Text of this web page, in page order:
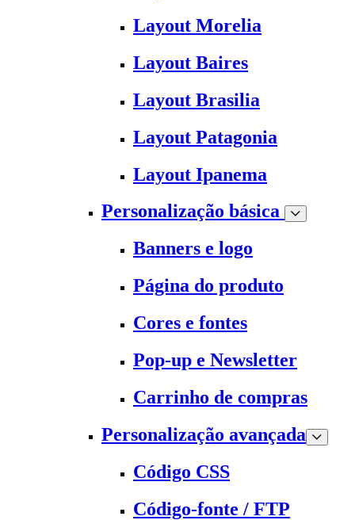
Layout Morelia
Layout Baires
Layout Brasilia
Layout Patagonia
Layout Ipanema
Personalização básica
Banners e logo
Página do produto
Cores e fontes
Pop-up e Newsletter
Carrinho de compras
Personalização avançada
Código CSS
Código-fonte / FTP